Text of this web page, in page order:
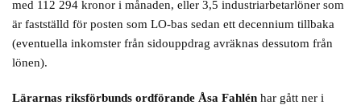
med 112 294 kronor i månaden, eller 3,5 industriarbetarlöner som
är fastställd för posten som LO-bas sedan ett decennium tillbaka
(eventuella inkomster från sidouppdrag avräknas dessutom från
lönen).
Lärarnas riksförbunds ordförande Åsa Fahlén har gått ner i